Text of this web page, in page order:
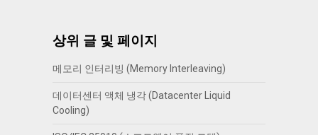
상위 글 및 페이지
메모리 인터리빙 (Memory Interleaving)
데이터센터 액체 냉각 (Datacenter Liquid
Cooling)